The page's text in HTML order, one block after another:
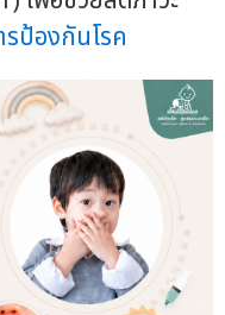
รป้องกันโรค